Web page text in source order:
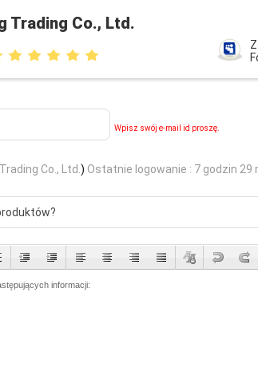
Trading Co., Ltd.
Wpisz swój e-mail id proszę.
Co., Ltd. ) Ostatnie logowanie : 7 godzin 29